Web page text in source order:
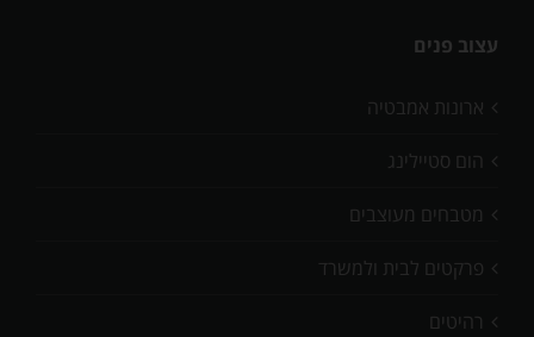
עצוב פנים
ארונות אמבטיה
הום סטיילינג
מטבחים מעוצבים
פרקטים לבית ולמשרד
רהיטים